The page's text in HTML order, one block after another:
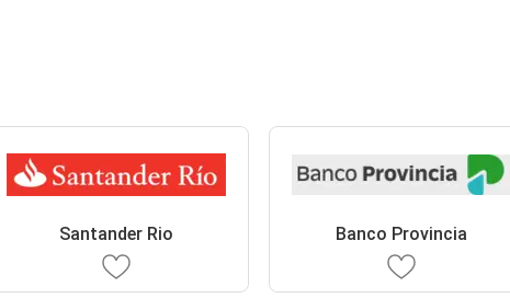
Santander Rio Banco Provincia